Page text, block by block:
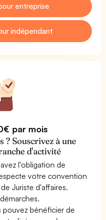
entreprise
indépendant
par mois
? Souscrivez à une
d'activité
l'obligation de
votre convention
Juriste d'affaires.
pouvez bénéficier de